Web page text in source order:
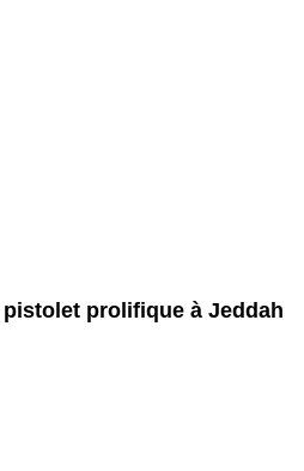
prolifique à Jeddah